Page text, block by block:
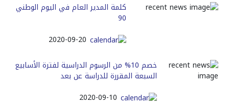
كلمة المدير العام في اليوم الوطني
90
2020-09-20
خصم 10% من الرسوم الدراسية لفترة الأسابيع
السبعة المقررة للدراسة عن بعد
2020-09-10